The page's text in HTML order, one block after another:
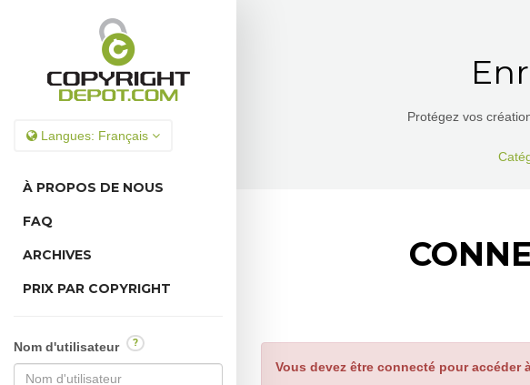
Langues: Français
À PROPOS DE NOUS
FAQ
ARCHIVES
PRIX PAR COPYRIGHT
Nom d'utilisateur ?
Protégez vos
Vous devez être connecté pour accéder